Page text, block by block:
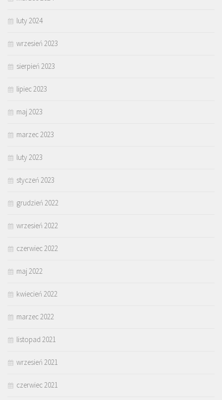
luty 2024
wrzesień 2023
sierpień 2023
lipiec 2023
maj 2023
marzec 2023
luty 2023
styczeń 2023
grudzień 2022
wrzesień 2022
czerwiec 2022
maj 2022
kwiecień 2022
marzec 2022
listopad 2021
wrzesień 2021
czerwiec 2021